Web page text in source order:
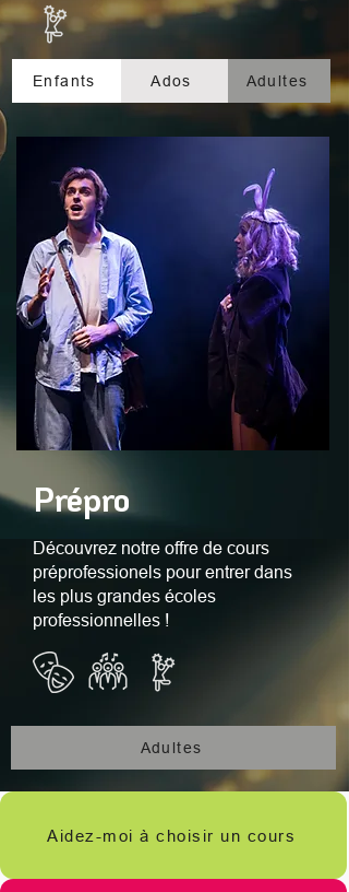
Ados Adultes
Enfants
Prépro
Découvrez notre offre de cours
préprofessionels pour entrer dans
les plus grandes écoles
professionnelles !
Adultes
Aidez-moi à choisir un cours